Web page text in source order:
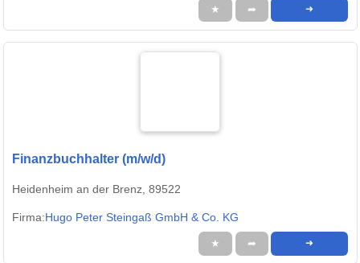
★ ➦ ➜
Finanzbuchhalter (m/w/d)
Heidenheim an der Brenz, 89522
Firma:Hugo Peter Steingaß GmbH & Co. KG
★ ➦ ➜